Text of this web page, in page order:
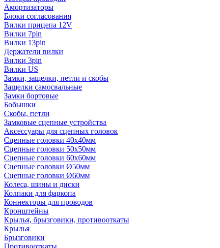
Амортизаторы
Блоки согласования
Вилки прицепа 12V
Вилки 7pin
Вилки 13pin
Держатели вилки
Вилки 3pin
Вилки US
Замки, защелки, петли и скобы
Защелки самосвальные
Замки бортовые
Бобышки
Скобы, петли
Замковые сцепные устройства
Аксессуары для сцепных головок
Сцепные головки 40x40мм
Сцепные головки 50x50мм
Сцепные головки 60x60мм
Сцепные головки Ø50мм
Сцепные головки Ø60мм
Колеса, шины и диски
Колпаки для фаркопа
Коннекторы для проводов
Кронштейны
Крылья, брызговики, противооткаты
Крылья
Брызговики
Противооткаты